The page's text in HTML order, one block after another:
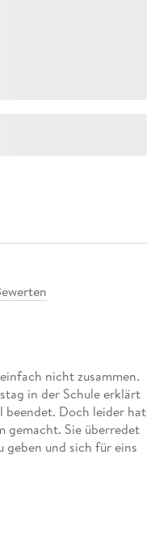
nicht zusammen.
in der Schule erklärt
beendet. Doch leider hat
gemacht. Sie überredet
geben und sich für eins